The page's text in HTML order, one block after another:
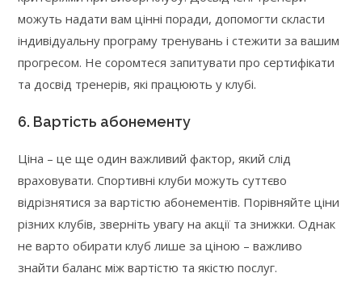
можуть надати вам цінні поради, допомогти скласти
індивідуальну програму тренувань і стежити за вашим
прогресом. Не соромтеся запитувати про сертифікати
та досвід тренерів, які працюють у клубі.
6. Вартість абонементу
Ціна – це ще один важливий фактор, який слід
враховувати. Спортивні клуби можуть суттєво
відрізнятися за вартістю абонементів. Порівняйте ціни
різних клубів, зверніть увагу на акції та знижки. Однак
не варто обирати клуб лише за ціною – важливо
знайти баланс між вартістю та якістю послуг.